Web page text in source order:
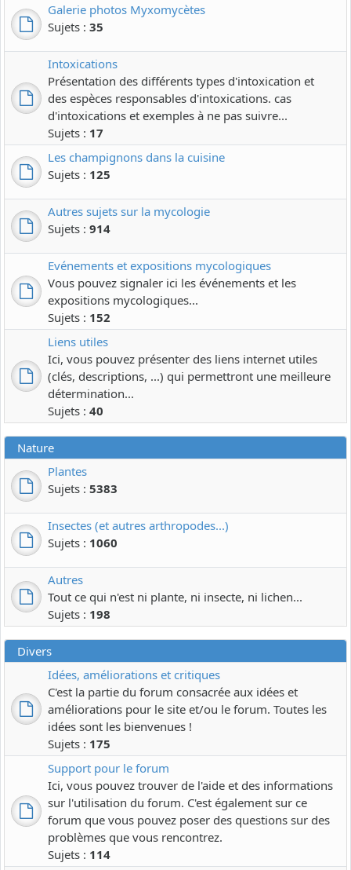
Galerie photos Myxomycètes
Sujets : 35
Intoxications
Présentation des différents types d'intoxication et
des espèces responsables d'intoxications. cas
d'intoxications et exemples à ne pas suivre...
Sujets : 17
Les champignons dans la cuisine
Sujets : 125
Autres sujets sur la mycologie
Sujets : 914
Evénements et expositions mycologiques
Vous pouvez signaler ici les événements et les
expositions mycologiques...
Sujets : 152
Liens utiles
Ici, vous pouvez présenter des liens internet utiles
(clés, descriptions, ...) qui permettront une meilleure
détermination...
Sujets : 40
Nature
Plantes
Sujets : 5383
Insectes (et autres arthropodes...)
Sujets : 1060
Autres
Tout ce qui n'est ni plante, ni insecte, ni lichen...
Sujets : 198
Divers
Idées, améliorations et critiques
C'est la partie du forum consacrée aux idées et
améliorations pour le site et/ou le forum. Toutes les
idées sont les bienvenues !
Sujets : 175
Support pour le forum
Ici, vous pouvez trouver de l'aide et des informations
sur l'utilisation du forum. C'est également sur ce
forum que vous pouvez poser des questions sur des
problèmes que vous rencontrez.
Sujets : 114